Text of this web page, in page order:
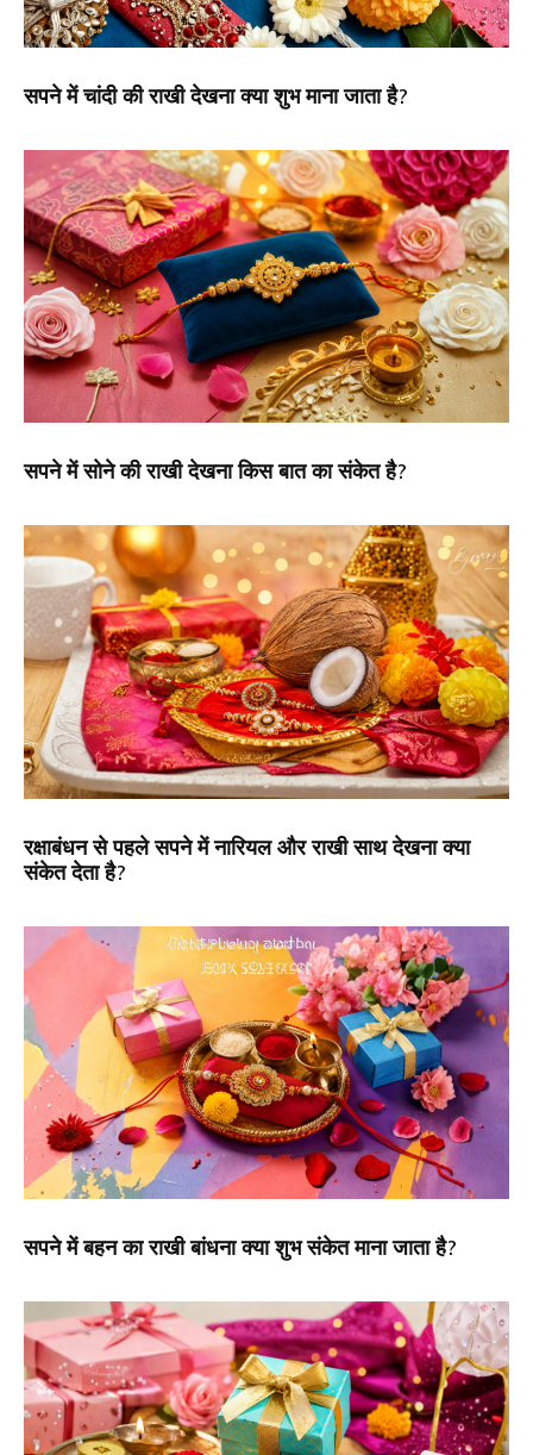
सपने में चांदी की राखी देखना क्या शुभ माना जाता है?
सपने में सोने की राखी देखना किस बात का संकेत है?
रक्षाबंधन से पहले सपने में नारियल और राखी साथ देखना क्या
संकेत देता है?
सपने में बहन का राखी बांधना क्या शुभ संकेत माना जाता है?